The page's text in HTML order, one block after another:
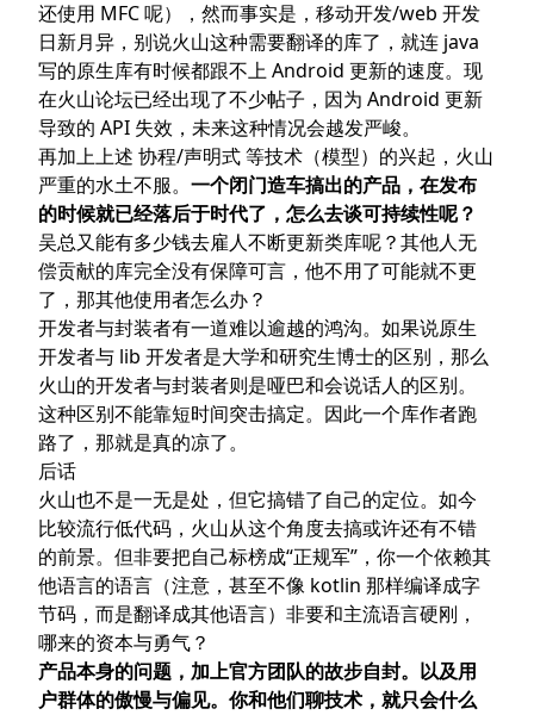
还使用 MFC 呢），然而事实是，移动开发/web 开发
日新月异，别说火山这种需要翻译的库了，就连 java
写的原生库有时候都跟不上 Android 更新的速度。现
在火山论坛已经出现了不少帖子，因为 Android 更新
导致的 API 失效，未来这种情况会越发严峻。
再加上上述 协程/声明式 等技术（模型）的兴起，火山
严重的水土不服。一个闭门造车搞出的产品，在发布
的时候就已经落后于时代了，怎么去谈可持续性呢？
吴总又能有多少钱去雇人不断更新类库呢？其他人无
偿贡献的库完全没有保障可言，他不用了可能就不更
了，那其他使用者怎么办？
开发者与封装者有一道难以逾越的鸿沟。如果说原生
开发者与 lib 开发者是大学和研究生博士的区别，那么
火山的开发者与封装者则是哑巴和会说话人的区别。
这种区别不能靠短时间突击搞定。因此一个库作者跑
路了，那就是真的凉了。
后话
火山也不是一无是处，但它搞错了自己的定位。如今
比较流行低代码，火山从这个角度去搞或许还有不错
的前景。但非要把自己标榜成“正规军”，你一个依赖其
他语言的语言（注意，甚至不像 kotlin 那样编译成字
节码，而是翻译成其他语言）非要和主流语言硬刚，
哪来的资本与勇气？
产品本身的问题，加上官方团队的故步自封。以及用
户群体的傲慢与偏见。你和他们聊技术，就只会什么